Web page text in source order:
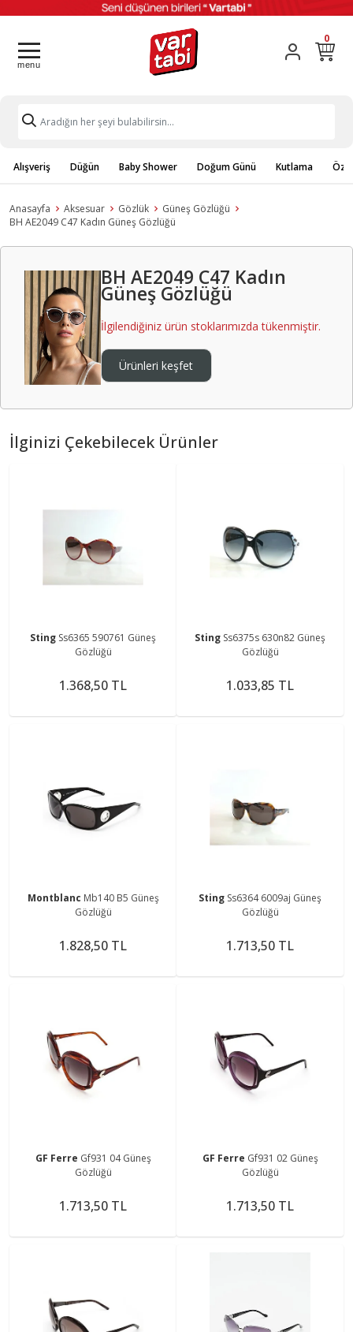
0
Alışveriş Düğün Baby Shower Doğum Günü Kutlama
Anasayfa Aksesuar Gözlük
Güneş Gözlüğü
BH AE2049 C47 Kadın Güneş Gözlüğü
BH AE2049 C47 Kadın
Güneş Gözlüğü
İlgilendiğiniz ürün stoklarımızda tükenmiştir.
Ürünleri keşfet
İlginizi Çekebilecek Ürünler
Sting Ss6365 590761 Güneş
Gözlüğü
1.368,50 TL
Sting Ss6375s 630n82 Güneş
Gözlüğü
1.033,85 TL
Montblanc Mb140 B5 Güneş
Gözlüğü
1.828,50 TL
Sting Ss6364 6009aj Güneş
Gözlüğü
1.713,50 TL
GF Ferre Gf931 04 Güneş
Gözlüğü
1.713,50 TL
GF Ferre Gf931 02 Güneş
Gözlüğü
1.713,50 TL